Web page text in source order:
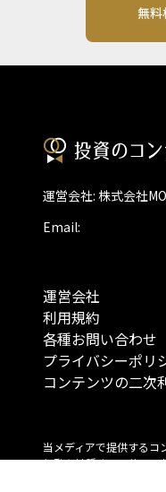
無
運営会社: 株式会社
Email:
運営会社
利用規約
各種お問い合わせ
プライバシーポリ
コンテンツの二次
当メディアで提供する
行動を勧誘する目的で、